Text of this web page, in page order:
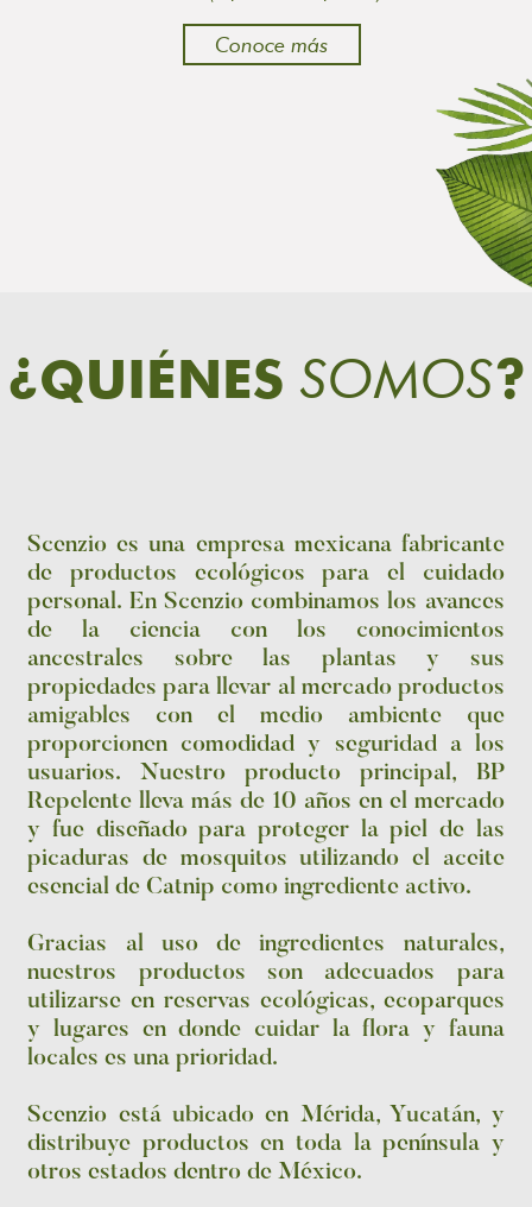
Conoce más
¿QUIÉNES SOMOS?
Scenzio es una empresa mexicana fabricante
de productos ecológicos para el cuidado
personal. En Scenzio combinamos los avances
de la ciencia con los conocimientos
ancestrales sobre las plantas y sus
propiedades para llevar al mercado productos
amigables con el medio ambiente que
proporcionen comodidad y seguridad a los
usuarios. Nuestro producto principal, BP
Repelente lleva más de 10 años en el mercado
y fue diseñado para proteger la piel de las
picaduras de mosquitos utilizando el aceite
esencial de Catnip como ingrediente activo.
Gracias al uso de ingredientes naturales,
nuestros productos son adecuados para
utilizarse en reservas ecológicas, ecoparques
y lugares en donde cuidar la flora y fauna
locales es una prioridad.
Scenzio está ubicado en Mérida, Yucatán, y
distribuye productos en toda la península y
otros estados dentro de México.